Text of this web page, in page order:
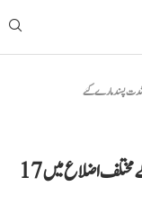
ٹرین حملے کے بعد کریک ڈاؤن تیز، بلوچستان کے مختلف اضلاع میں 17